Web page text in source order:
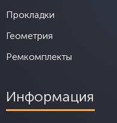
Прокладки
Геометрия
Ремкомплекты
Информация